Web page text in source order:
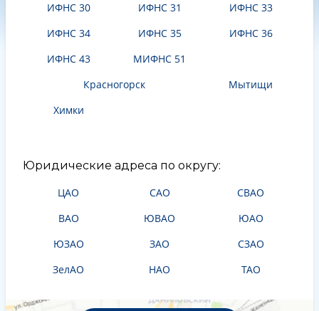
ИФНС 30
ИФНС 31
ИФНС 33
ИФНС 34
ИФНС 35
ИФНС 36
ИФНС 43
МИФНС 51
Красногорск
Мытищи
Химки
Юридические адреса по округу:
ЦАО
САО
СВАО
ВАО
ЮВАО
ЮАО
ЮЗАО
ЗАО
СЗАО
ЗелАО
НАО ТАО